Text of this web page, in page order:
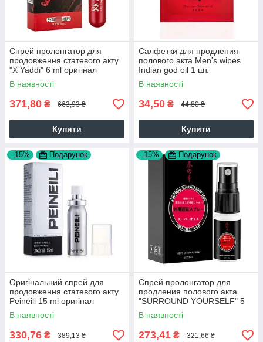
Спрей пролонгатор для
продовження статевого акту
"X Yaddi" 6 ml оригінал
6971023271576
В наявності
371,80 ₴ 663,93 ₴
Купити
Салфетки для продления
полового акта Men's wipes
Indian god oil 1 шт.
В наявності
34,50 ₴ 44,80 ₴
Купити
–15% Подарунок
Оригінальний спрей для
продовження статевого акту
Peineili 15 ml оригінал
В наявності
330,76 ₴ 389,13 ₴
–15% Подарунок
Спрей пролонгатор для
продления полового акта
"SURROUND YOURSELF" 5
ml
В наявності
273,41 ₴ 321,66 ₴